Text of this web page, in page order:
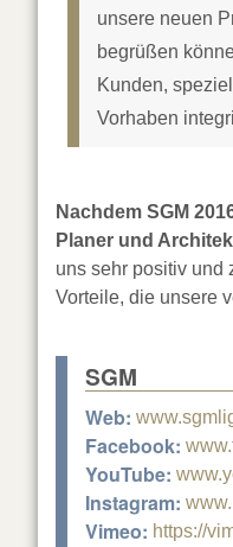
unsere neuen
begrüßen
Kunden,
Vorhaben
Nachdem SGM
Planer und
uns sehr positiv und
Vorteile, die unsere
SGM
Web:
Facebook:
YouTube:
Instagram:
Vimeo: https://